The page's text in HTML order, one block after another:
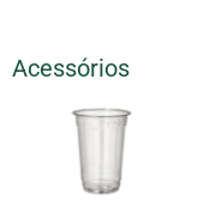
Acessórios